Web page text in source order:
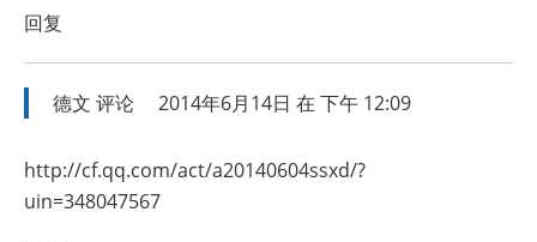
回复
德文 评论 2014年6月14日 在 下午 12:09
http://cf.qq.com/act/a20140604ssxd/?
uin=348047567